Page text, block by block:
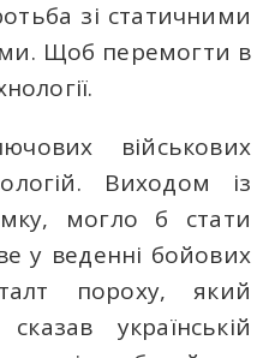
зі статичними
Щоб перемогти в
військових
Виходом із
могло б стати
у веденні бойових
пороху, який
українській